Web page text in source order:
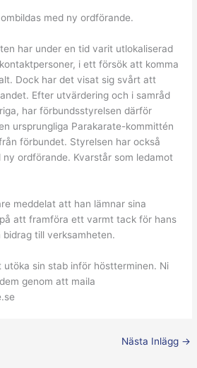
med ny ordförande.
har under en tid varit utlokaliserad
i ett försök att komma
Dock har det visat sig svårt att
Efter utvärdering och i samråd
har förbundsstyrelsen därför
ursprungliga Parakarate-kommittén
förbundet. Styrelsen har också
ordförande. Kvarstår som ledamot
meddelat att han lämnar sina
att framföra ett varmt tack för hans
till verksamheten.
utöka sin stab inför höstterminen. Ni
genom att maila
Nästa Inlägg →